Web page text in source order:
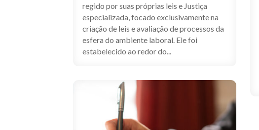
regido por suas próprias leis e Justiça
especializada, focado exclusivamente na
criação de leis e avaliação de processos da
esfera do ambiente laboral. Ele foi
estabelecido ao redor do...